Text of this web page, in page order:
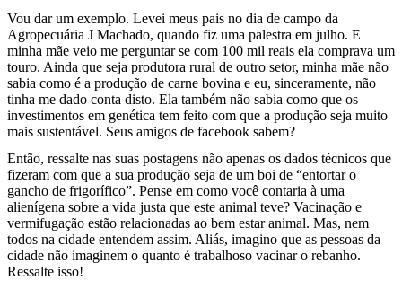
Vou dar um exemplo. Levei meus pais no dia de campo da
Agropecuária J Machado, quando fiz uma palestra em julho. E
minha mãe veio me perguntar se com 100 mil reais ela comprava um
touro. Ainda que seja produtora rural de outro setor, minha mãe não
sabia como é a produção de carne bovina e eu, sinceramente, não
tinha me dado conta disto. Ela também não sabia como que os
investimentos em genética tem feito com que a produção seja muito
mais sustentável. Seus amigos de facebook sabem?
Então, ressalte nas suas postagens não apenas os dados técnicos que
fizeram com que a sua produção seja de um boi de “entortar o
gancho de frigorífico”. Pense em como você contaria à uma
alienígena sobre a vida justa que este animal teve? Vacinação e
vermifugação estão relacionadas ao bem estar animal. Mas, nem
todos na cidade entendem assim. Aliás, imagino que as pessoas da
cidade não imaginem o quanto é trabalhoso vacinar o rebanho.
Ressalte isso!